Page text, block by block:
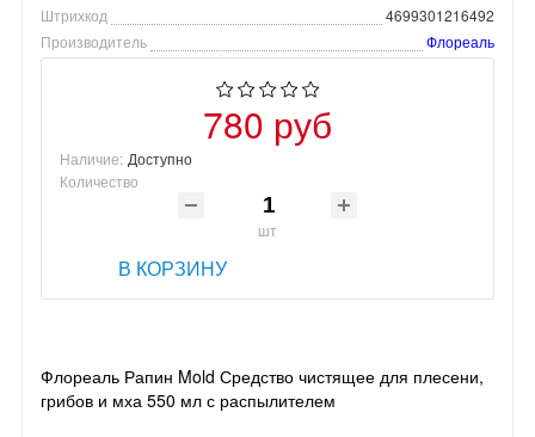
Штрихкод
4699301216492
Производитель
Флореаль
780 руб
Наличие: Доступно
Количество
шт
В КОРЗИНУ
Флореаль Рапин Mold Средство чистящее для плесени,
грибов и мха 550 мл с распылителем